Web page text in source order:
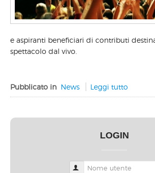
e aspiranti beneficiari di contributi
spettacolo dal vivo.
Pubblicato in News Leggi tutto
LOGIN
Nome utente